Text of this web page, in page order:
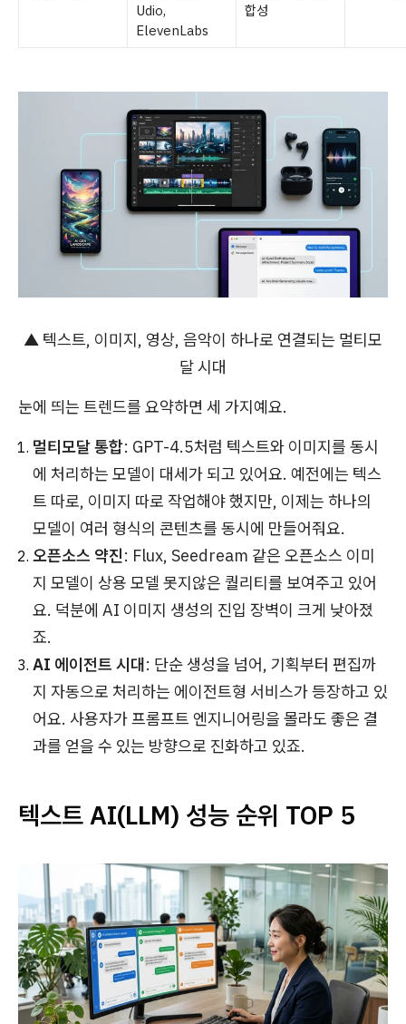
Udio,
ElevenLabs
합성
▲ 텍스트, 이미지, 영상, 음악이 하나로 연결되는 멀티모
달 시대
눈에 띄는 트렌드를 요약하면 세 가지예요.
멀티모달 통합: GPT-4.5처럼 텍스트와 이미지를 동시
에 처리하는 모델이 대세가 되고 있어요. 예전에는 텍스
트 따로, 이미지 따로 작업해야 했지만, 이제는 하나의
모델이 여러 형식의 콘텐츠를 동시에 만들어줘요.
오픈소스 약진: Flux, Seedream 같은 오픈소스 이미
지 모델이 상용 모델 못지않은 퀄리티를 보여주고 있어
요. 덕분에 AI 이미지 생성의 진입 장벽이 크게 낮아졌
죠.
AI 에이전트 시대: 단순 생성을 넘어, 기획부터 편집까
지 자동으로 처리하는 에이전트형 서비스가 등장하고 있
어요. 사용자가 프롬프트 엔지니어링을 몰라도 좋은 결
과를 얻을 수 있는 방향으로 진화하고 있죠.
텍스트 AI(LLM) 성능 순위 TOP 5